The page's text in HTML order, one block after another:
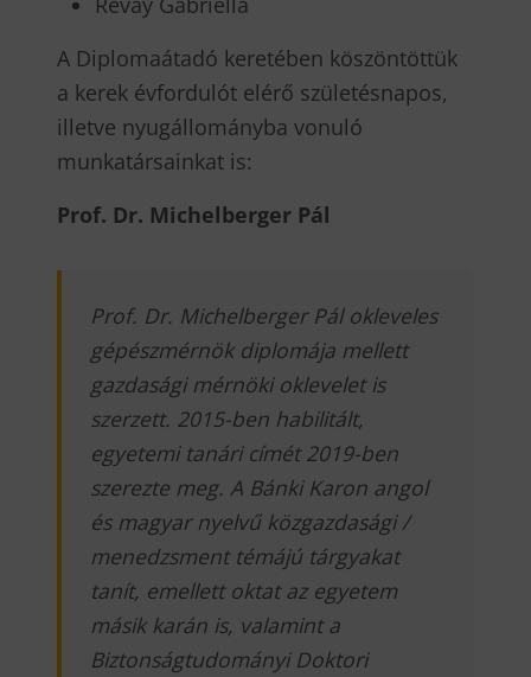
A Diplomaátadó keretében köszöntöttük
a kerek évfordulót elérő születésnapos,
illetve nyugállományba vonuló
munkatársainkat is:
Prof. Dr. Michelberger Pál
Prof. Dr. Michelberger Pál okleveles
gépészmérnök diplomája mellett
gazdasági mérnöki oklevelet is
szerzett. 2015-ben habilitált,
egyetemi tanári címét 2019-ben
szerezte meg. A Bánki Karon angol
és magyar nyelvű közgazdasági /
menedzsment témájú tárgyakat
tanít, emellett oktat az egyetem
másik karán is, valamint a
Biztonságtudományi Doktori